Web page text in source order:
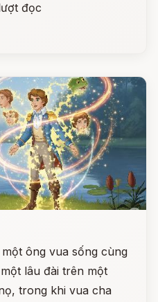
đọc
ông vua sống cùng
lâu đài trên một
trong khi vua cha